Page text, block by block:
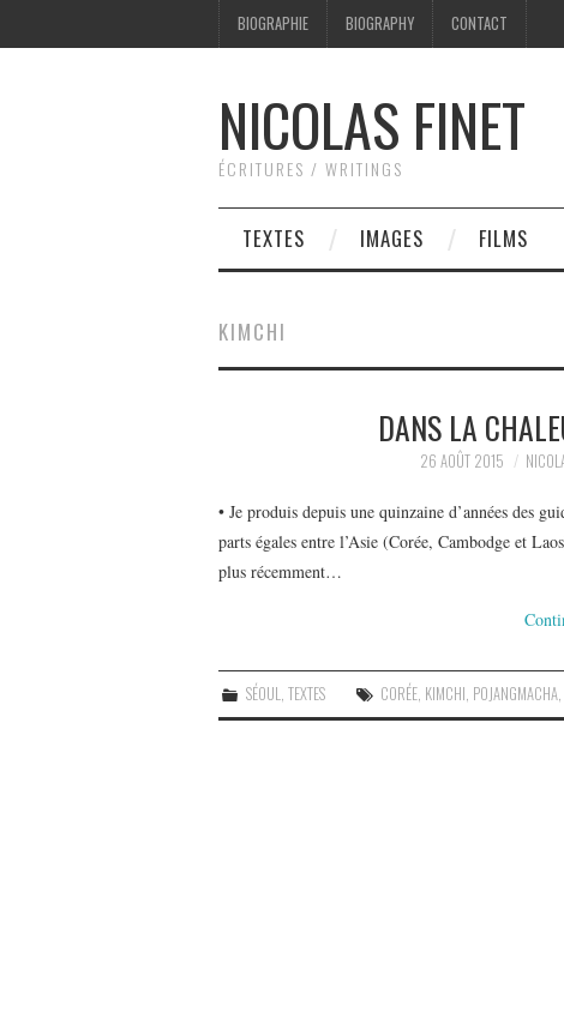
BIOGRAPHIE BIOGRAPHY CONTACT
NICOLAS FINET
ÉCRITURES / WRITINGS
TEXTES IMAGES FILMS
KIMCHI
DANS LA
26 AOÛT 2015
• Je produis depuis une quinzaine d’années des
parts égales entre l’Asie (Corée, Cambodge et
plus récemment…
SÉOUL ,TEXTES CORÉE KIMCHI POJANGMACHA